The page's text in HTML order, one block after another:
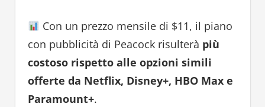
Con un prezzo mensile di $11, il piano
con pubblicità di Peacock risulterà più
costoso rispetto alle opzioni simili
offerte da Netflix, Disney+, HBO Max e
Paramount+.